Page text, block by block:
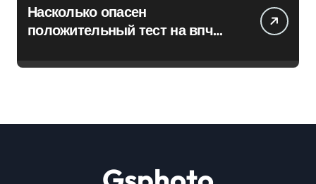
Насколько опасен
положительный тест на впч